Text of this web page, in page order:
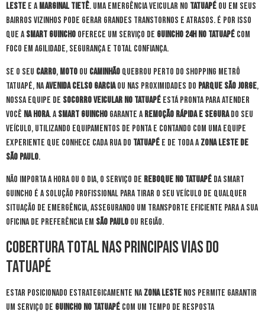
Leste e aMarginal Tietê. Uma emergência veicular no Tatuapé ou em seus
bairros vizinhos pode gerar grandes transtornos e atrasos. É por isso
que aSmart Guincho oferece um serviço de guincho 24h no Tatuapé com
foco em agilidade, segurança e total confiança.
Se o seu carro, moto ou caminhão quebrou perto do Shopping Metrô
Tatuapé, naAvenida Celso Garciaou nas proximidades do Parque São Jorge,
nossa equipe de socorro veicular no Tatuapé está pronta para atender
você na hora. ASmart Guincho garante aremoção rápida e segurado seu
veículo, utilizando equipamentos de ponta e contando com uma equipe
experiente que conhece cada rua do Tatuapé e de toda aZona Leste de
São Paulo.
Não importa a hora ou o dia, o serviço de reboque no Tatuapé da Smart
Guincho é a solução profissional para tirar o seu veículo de qualquer
situação de emergência, assegurando um transporte eficiente para a sua
oficina de preferência em São Paulo ou região.
Cobertura Total nas Principais Vias do
Tatuapé
Estar posicionado estrategicamente naZona Leste nos permite garantir
um serviço de guincho no Tatuapé com um tempo de resposta